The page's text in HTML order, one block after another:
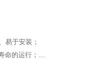
易于安装；
命的运行；